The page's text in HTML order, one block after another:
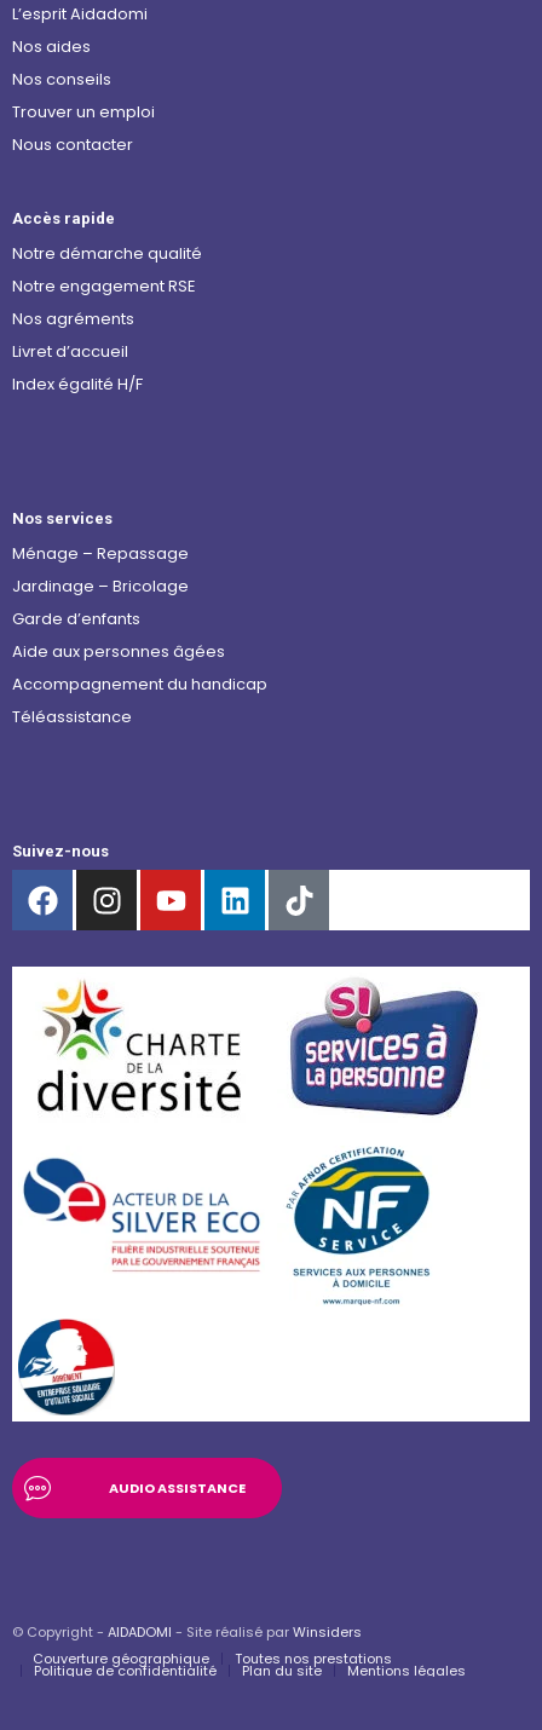
L’esprit Aidadomi
Nos aides
Nos conseils
Trouver un emploi
Nous contacter
Accès rapide
Notre démarche qualité
Notre engagement RSE
Nos agréments
Livret d’accueil
Index égalité H/F
Nos services
Ménage – Repassage
Jardinage – Bricolage
Garde d’enfants
Aide aux personnes âgées
Accompagnement du handicap
Téléassistance
Suivez-nous
AUDIO ASSISTANCE
© Copyright - AIDADOMI - Site réalisé parWinsiders
Couverture géographique
Toutes nos prestations
Politique de confidentialité Plan du site Mentions légales